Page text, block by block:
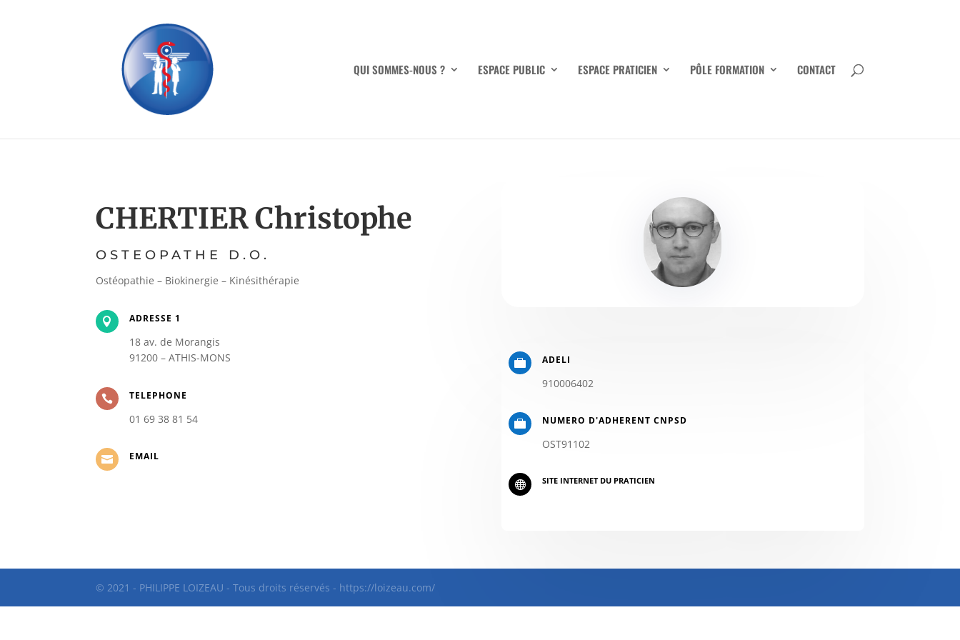
QUI SOMMES-NOUS ? ESPACE PUBLIC ESPACE PRATICIEN PÔLE FORMATION CONTACT
CHERTIER Christophe
OSTEOPATHE D.O.
Ostéopathie – Biokinergie – Kinésithérapie
 ADRESSE 1
18 av. de Morangis
91200 – ATHIS-MONS
 TELEPHONE
01 69 38 81 54
 EMAIL
 ADELI
910006402
 NUMERO D'ADHERENT CNPSD
OST91102
 SITE INTERNET DU PRATICIEN
© 2021 - PHILIPPE LOIZEAU - Tous droits réservés - https://loizeau.com/